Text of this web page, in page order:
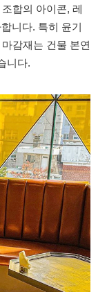
합의 아이콘, 레
니다. 특히 윤기
감재는 건물 본연
니다.